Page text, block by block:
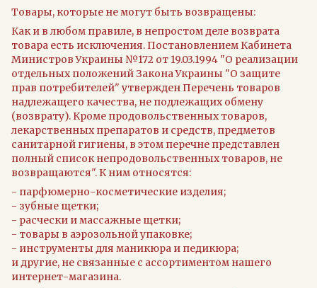
Товары, которые не могут быть возвращены:
Как и в любом правиле, в непростом деле возврата
товара есть исключения. Постановлением Кабинета
Министров Украины №172 от 19.03.1994 "О реализации
отдельных положений Закона Украины "О защите
прав потребителей" утвержден Перечень товаров
надлежащего качества, не подлежащих обмену
(возврату). Кроме продовольственных товаров,
лекарственных препаратов и средств, предметов
санитарной гигиены, в этом перечне представлен
полный список непродовольственных товаров, не
возвращаются". К ним относятся:
- парфюмерно-косметические изделия;
- зубные щетки;
- расчески и массажные щетки;
- товары в аэрозольной упаковке;
- инструменты для маникюра и педикюра;
и другие, не связанные с ассортиментом нашего
интернет-магазина.